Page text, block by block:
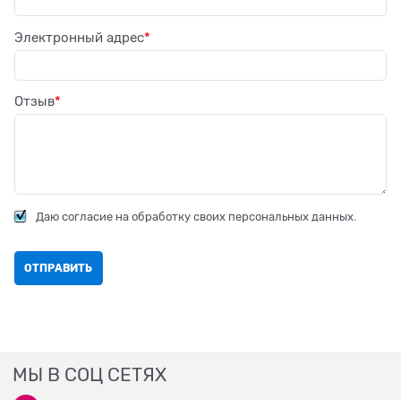
Электронный адрес
Отзыв
Даю согласие на обработку своих персональных данных.
МЫ В СОЦ СЕТЯХ